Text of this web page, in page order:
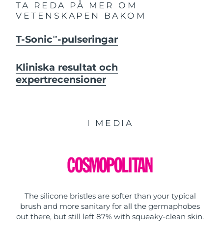
TA REDA PÅ MER OM
VETENSKAPEN BAKOM
T-SonicTM -pulseringar
Kliniska resultat och
expertrecensioner
I MEDIA
The silicone bristles are softer than your typical
brush and more sanitary for all the germaphobes
out there, but still left 87% with squeaky-clean skin.